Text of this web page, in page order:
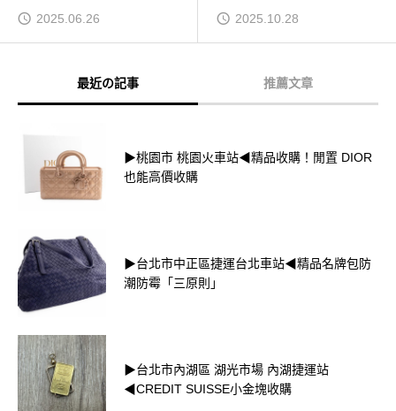
2025.06.26
2025.10.28
最近の記事 推薦文章
▶桃園市 桃園火車站◀精品收購！閒置 DIOR
也能高價收購
▶台北市中正區捷運台北車站◀精品名牌包防
潮防霉「三原則」
▶台北市內湖區 湖光市場 內湖捷運站
◀CREDIT SUISSE小金塊收購